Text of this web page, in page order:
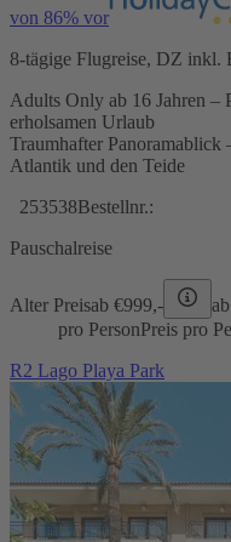
von 86% vor
8-tägige Flugreise, DZ inkl.
Adults Only ab 16 Jahren –
erholsamen Urlaub
Traumhafter Panoramablick
Atlantik und den Teide
253538Bestellnr.:
Pauschalreise
Alter Preisab €999,-
pro PersonPreis pro
R2 Lago Playa Park